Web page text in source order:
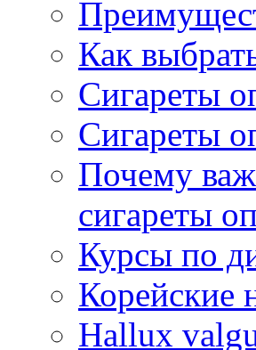
Как
Сигареты
Сигареты
Почему
сигареты
Курсы по
Корейские
Hallux